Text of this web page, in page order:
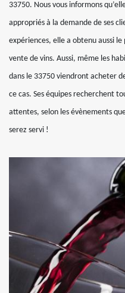
33750. Nous vous informons
appropriés à la demande de ses
expériences, elle a obtenu aussi
vente de vins. Aussi, même les
dans le 33750 viendront acheter
ce cas. Ses équipes recherchent
attentes, selon les évènements
serez servi !